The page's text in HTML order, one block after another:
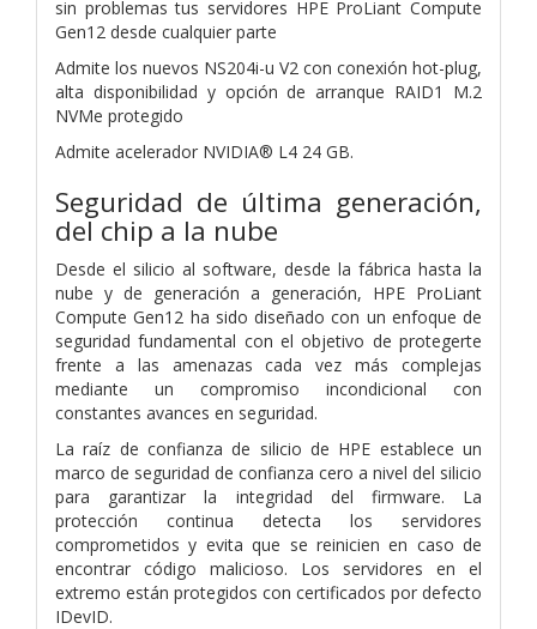
sin problemas tus servidores HPE ProLiant Compute
Gen12 desde cualquier parte
Admite los nuevos NS204i-u V2 con conexión hot-plug,
alta disponibilidad y opción de arranque RAID1 M.2
NVMe protegido
Admite acelerador NVIDIA® L4 24 GB.
Seguridad de última generación,
del chip a la nube
Desde el silicio al software, desde la fábrica hasta la
nube y de generación a generación, HPE ProLiant
Compute Gen12 ha sido diseñado con un enfoque de
seguridad fundamental con el objetivo de protegerte
frente a las amenazas cada vez más complejas
mediante un compromiso incondicional con
constantes avances en seguridad.
La raíz de confianza de silicio de HPE establece un
marco de seguridad de confianza cero a nivel del silicio
para garantizar la integridad del firmware. La
protección continua detecta los servidores
comprometidos y evita que se reinicien en caso de
encontrar código malicioso. Los servidores en el
extremo están protegidos con certificados por defecto
IDevID.